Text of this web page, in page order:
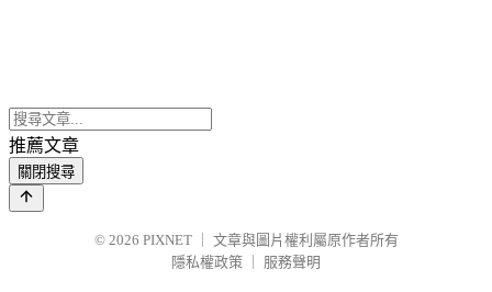
推薦文章
關閉搜尋
© 2026 PIXNET
文章與圖片權利屬原作者所有
隱私權政策
服務聲明